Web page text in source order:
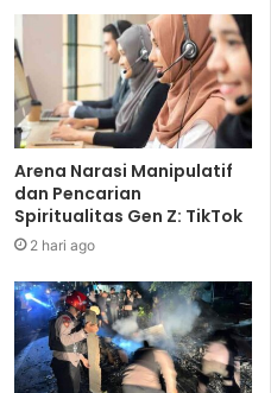
Arena Narasi Manipulatif
dan Pencarian
Spiritualitas Gen Z: TikTok
2 hari ago